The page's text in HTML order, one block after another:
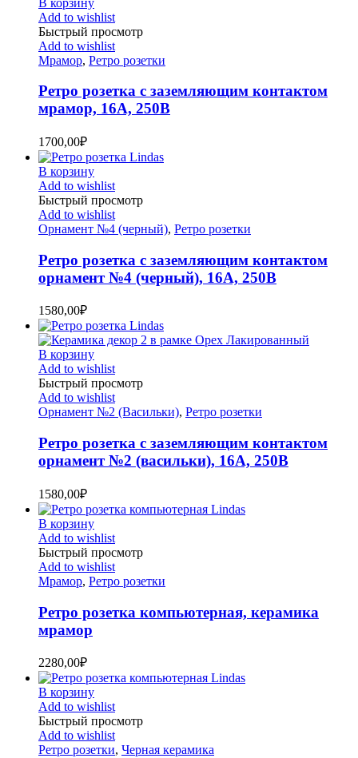
Add to wishlist
Быстрый просмотр
Add to wishlist
Мрамор, Ретро розетки
Ретро розетка с заземляющим контактом
мрамор, 16А, 250В
1700,00₽
В корзину
Add to wishlist
Быстрый просмотр
Add to wishlist
Орнамент №4 (черный), Ретро розетки
Ретро розетка с заземляющим контактом
орнамент №4 (черный), 16А, 250В
1580,00₽
В корзину
Add to wishlist
Быстрый просмотр
Add to wishlist
Орнамент №2 (Васильки), Ретро розетки
Ретро розетка с заземляющим контактом
орнамент №2 (васильки), 16А, 250В
1580,00₽
В корзину
Add to wishlist
Быстрый просмотр
Add to wishlist
Мрамор, Ретро розетки
Ретро розетка компьютерная, керамика
мрамор
2280,00₽
В корзину
Add to wishlist
Быстрый просмотр
Add to wishlist
Ретро розетки, Черная керамика